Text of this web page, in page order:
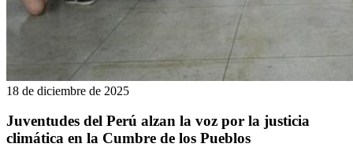
18 de diciembre de 2025
Juventudes del Perú alzan la voz por la justicia
climática en la Cumbre de los Pueblos